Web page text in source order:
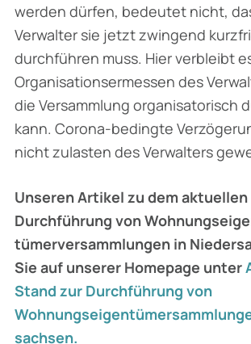
werden dürfen, bedeutet nicht,
Verwalter sie jetzt zwingend
durchführen muss. Hier verbleibt
Organisationsermessen des
die Versamm­lung organisatorisch
kann. Corona-bedingte
nicht zulasten des Verwalters
Unseren Artikel zu dem
Durchführung von
tümerversammlungen in
Sie auf unserer Homepage unter
Stand zur Durchführung von
sachsen.